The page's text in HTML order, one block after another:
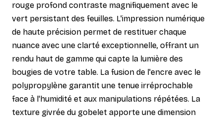
rouge profond contraste magnifiquement avec le
vert persistant des feuilles. L'impression numérique
de haute précision permet de restituer chaque
nuance avec une clarté exceptionnelle, offrant un
rendu haut de gamme qui capte la lumière des
bougies de votre table. La fusion de l'encre avec le
polypropylène garantit une tenue irréprochable
face à l'humidité et aux manipulations répétées. La
texture givrée du gobelet apporte une dimension